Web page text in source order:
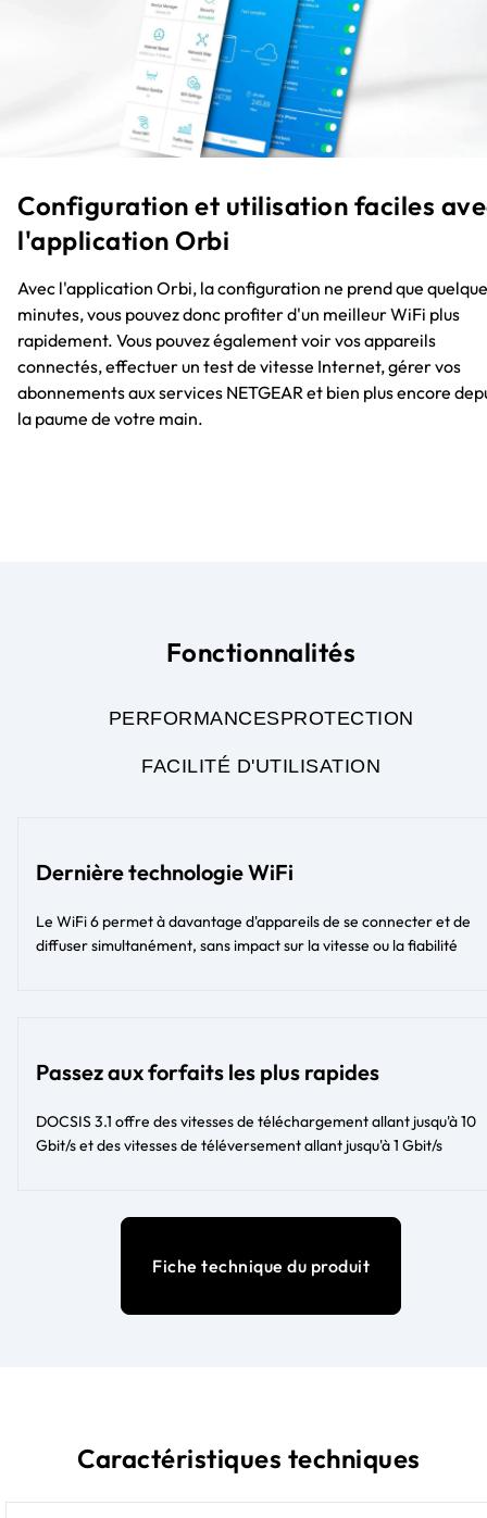
Configuration et utilisation faciles
l'application Orbi
Avec l'application Orbi, la configuration ne prend que
minutes, vous pouvez donc profiter d'un meilleur WiFi plus
rapidement. Vous pouvez également voir vos appareils
connectés, effectuer un test de vitesse Internet, gérer vos
abonnements aux services NETGEAR et bien plus encore
la paume de votre main.
Fonctionnalités
PERFORMANCESPROTECTION
FACILITÉ D'UTILISATION
Dernière technologie WiFi
Le WiFi 6 permet à davantage d'appareils de se connecter et de
diffuser simultanément, sans impact sur la vitesse ou la fiabilité
Passez aux forfaits les plus rapides
DOCSIS 3.1 offre des vitesses de téléchargement allant jusqu'à 10
Gbit/s et des vitesses de téléversement allant jusqu'à 1 Gbit/s
Fiche technique du produit
Caractéristiques techniques